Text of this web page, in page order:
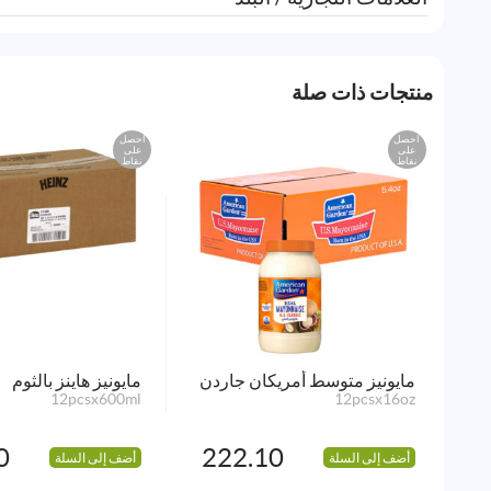
منتجات ذات صلة
احصل
على
نقاط
مايونيز متوسط أمريكان جاردن
12pcsx16oz
أضف إلى السلة 222.10
احصل
على
نقاط
مايونيز هاينز بالثوم
12pcsx600ml
أضف إلى السلة